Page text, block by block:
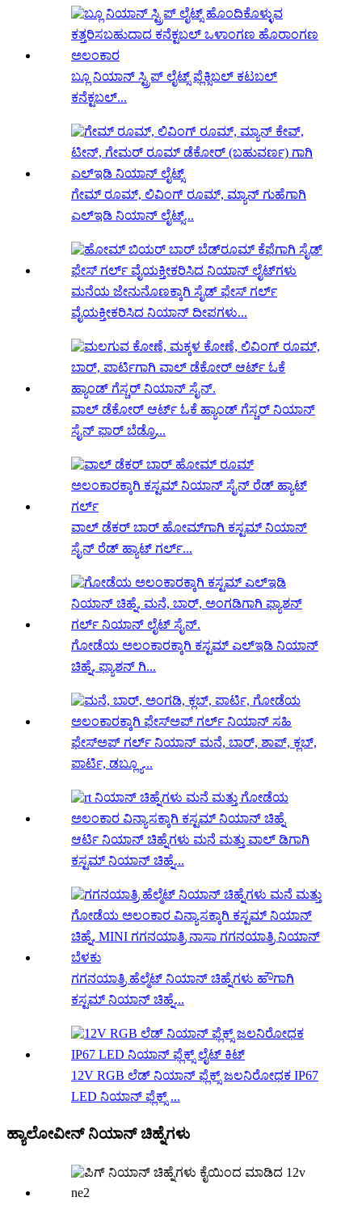
ಬ್ಲೂ ನಿಯಾನ್ ಸ್ಟ್ರಿಪ್ ಲೈಟ್ಸ್ ಫ್ಲೆಕ್ಸಿಬಲ್ ಕಟಬಲ್
ಕನೆಕ್ಟಬಲ್...
ಗೇಮ್ ರೂಮ್, ಲಿವಿಂಗ್ ರೂಮ್, ಮ್ಯಾನ್ ಗುಹೆಗಾಗಿ
ಎಲ್ಇಡಿ ನಿಯಾನ್ ಲೈಟ್ಸ್...
ಮನೆಯ ಜೇನುನೊಣಕ್ಕಾಗಿ ಸೈಡ್ ಫೇಸ್ ಗರ್ಲ್
ವೈಯಕ್ತೀಕರಿಸಿದ ನಿಯಾನ್ ದೀಪಗಳು...
ವಾಲ್ ಡೆಕೋರ್ ಆರ್ಟ್ ಓಕೆ ಹ್ಯಾಂಡ್ ಗೆಸ್ಚರ್ ನಿಯಾನ್
ಸೈನ್ ಫಾರ್ ಬೆಡ್ರೊ...
ವಾಲ್ ಡೆಕರ್ ಬಾರ್ ಹೋಮ್‌ಗಾಗಿ ಕಸ್ಟಮ್ ನಿಯಾನ್
ಸೈನ್ ರೆಡ್ ಹ್ಯಾಟ್ ಗರ್ಲ್...
ಗೋಡೆಯ ಅಲಂಕಾರಕ್ಕಾಗಿ ಕಸ್ಟಮ್ ಎಲ್ಇಡಿ ನಿಯಾನ್
ಚಿಹ್ನೆ, ಫ್ಯಾಶನ್ ಗಿ...
ಫೇಸ್‌ಅಪ್ ಗರ್ಲ್ ನಿಯಾನ್ ಮನೆ, ಬಾರ್, ಶಾಪ್, ಕ್ಲಬ್,
ಪಾರ್ಟಿ, ಡಬ್ಲ್ಯೂ...
ಆರ್ಟಿ ನಿಯಾನ್ ಚಿಹ್ನೆಗಳು ಮನೆ ಮತ್ತು ವಾಲ್ ಡಿಗಾಗಿ
ಕಸ್ಟಮ್ ನಿಯಾನ್ ಚಿಹ್ನೆ...
ಗಗನಯಾತ್ರಿ ಹೆಲ್ಮೆಟ್ ನಿಯಾನ್ ಚಿಹ್ನೆಗಳು ಹೌಗಾಗಿ
ಕಸ್ಟಮ್ ನಿಯಾನ್ ಚಿಹ್ನೆ...
12V RGB ಲೆಡ್ ನಿಯಾನ್ ಫ್ಲೆಕ್ಸ್ ಜಲನಿರೋಧಕ IP67
LED ನಿಯಾನ್ ಫ್ಲೆಕ್ಸ್ ...
ಹ್ಯಾಲೋವೀನ್ ನಿಯಾನ್ ಚಿಹ್ನೆಗಳು